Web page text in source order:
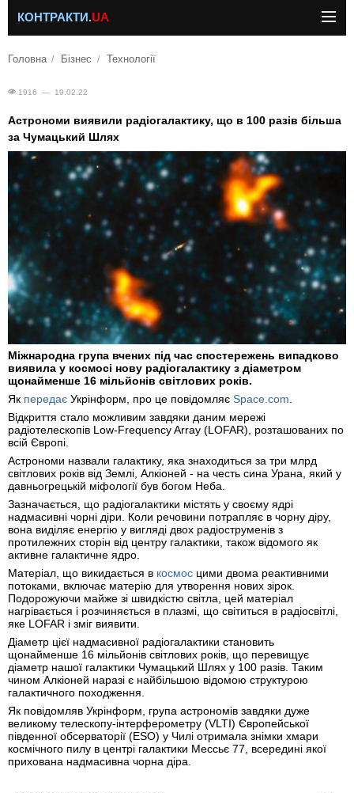
КОНТРАКТИ.UA
Головна Бізнес Технології
1916 — 19.02.22
Астрономи виявили радіогалактику, що в 100 разів більша
за Чумацький Шлях
Міжнародна група вчених під час спостережень випадково
виявила у космосі нову радіогалактику з діаметром
щонайменше 16 мільйонів світлових років.
Як передає Укрінформ, про це повідомляє Space.com.
Відкриття стало можливим завдяки даним мережі
радіотелескопів Low-Frequency Array (LOFAR), розташованих по
всій Європі.
Астрономи назвали галактику, яка знаходиться за три млрд
світлових років від Землі, Алкіоней - на честь сина Урана, який у
давньогрецькій міфології був богом Неба.
Зазначається, що радіогалактики містять у своєму ядрі
надмасивні чорні діри. Коли речовини потрапляє в чорну діру,
вона виділяє енергію у вигляді двох радіоструменів з
протилежних сторін від центру галактики, також відомого як
активне галактичне ядро.
Матеріал, що викидається в космос цими двома реактивними
потоками, включає матерію для утворення нових зірок.
Подорожуючи майже зі швидкістю світла, цей матеріал
нагрівається і розчиняється в плазмі, що світиться в радіосвітлі,
яке LOFAR і зміг виявити.
Діаметр цієї надмасивної радіогалактики становить
щонайменше 16 мільйонів світлових років, що перевищує
діаметр нашої галактики Чумацький Шлях у 100 разів. Таким
чином Алкіоней наразі є найбільшою відомою структурою
галактичного походження.
Як повідомляв Укрінформ, група астрономів завдяки дуже
великому телескопу-інтерферометру (VLTI) Європейської
південної обсерваторії (ESO) у Чилі отримала знімки хмари
космічного пилу в центрі галактики Мессьє 77, всередині якої
прихована надмасивна чорна діра.